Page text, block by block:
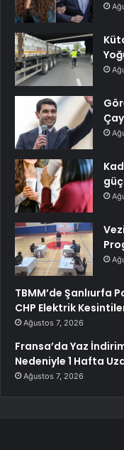
TBMM’de Şanlıurfa
CHP Elektrik
Ağustos 7, 2026
Fransa’da Yaz
Nedeniyle 1 Hafta
Ağustos 7, 2026